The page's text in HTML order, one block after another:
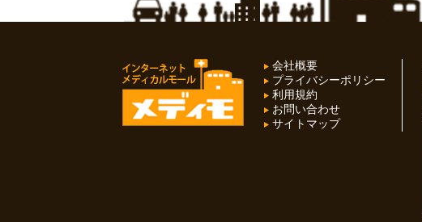
会社概要
プライバシーポリシー
利用規約
お問い合わせ
サイトマップ